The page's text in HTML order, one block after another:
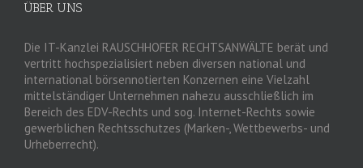
ÜBER UNS
Die IT-Kanzlei RAUSCHHOFER RECHTSANWÄLTE berät und
vertritt hochspezialisiert neben diversen national und
international börsennotierten Konzernen eine Vielzahl
mittelständiger Unternehmen nahezu ausschließlich im
Bereich des EDV-Rechts und sog. Internet-Rechts sowie
gewerblichen Rechtsschutzes (Marken-, Wettbewerbs- und
Urheberrecht).